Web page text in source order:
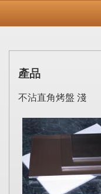
產品
不沾直角烤盤 淺